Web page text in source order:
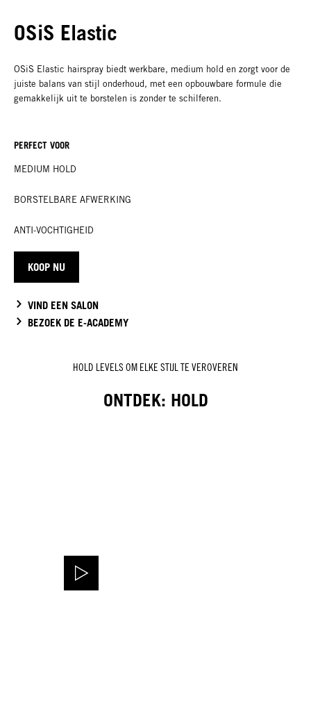
OSiS Elastic
OSiS Elastic hairspray biedt werkbare, medium hold en zorgt voor de
juiste balans van stijl onderhoud, met een opbouwbare formule die
gemakkelijk uit te borstelen is zonder te schilferen.
PERFECT VOOR
MEDIUM HOLD
BORSTELBARE AFWERKING
ANTI-VOCHTIGHEID
KOOP NU
VIND EEN SALON
BEZOEK DE E-ACADEMY
HOLD LEVELS OM ELKE STIJL TE VEROVEREN
ONTDEK: HOLD